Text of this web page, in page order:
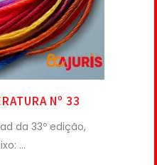
Nº 33
da 33º edição,
...